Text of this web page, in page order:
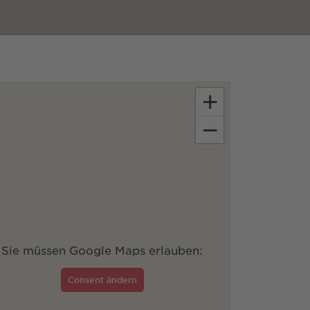
Sie müssen Google Maps erlauben:
Consent ändern
+
−